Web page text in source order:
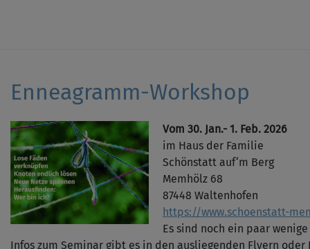
Enneagramm-Workshop
Vom 30. Jan.- 1. Feb. 2026
im Haus der Familie
Schönstatt auf‘m Berg
Memhölz 68
87448 Waltenhofen
https://www.schoenstatt-
Es sind noch ein paar
Infos zum Seminar gibt es in den ausliegenden Flyern